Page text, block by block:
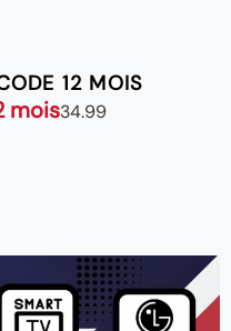
12 MOIS
mois34.99